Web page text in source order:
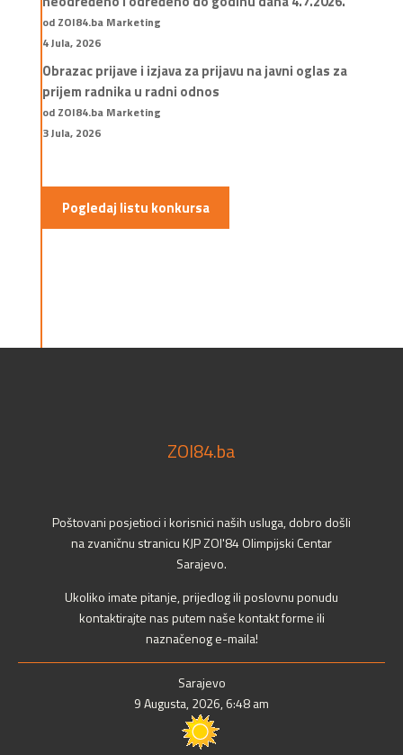
od ZOI84.ba Marketing
4 Jula, 2026
Obrazac prijave i izjava za prijavu na javni oglas za
prijem radnika u radni odnos
od ZOI84.ba Marketing
3 Jula, 2026
Pogledaj listu konkursa
ZOI84.ba
Poštovani posjetioci i korisnici naših usluga, dobro došli
na zvaničnu stranicu KJP ZOI'84 Olimpijski Centar
Sarajevo.
Ukoliko imate pitanje, prijedlog ili poslovnu ponudu
kontaktirajte nas putem naše kontakt forme ili
naznačenog e-maila!
Sarajevo
9 Augusta, 2026, 6:48 am